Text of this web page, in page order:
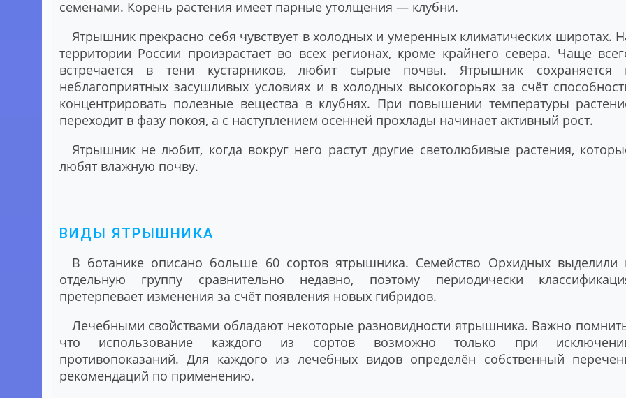
семенами. Корень растения имеет парные утолщения — клубни.
Ятрышник прекрасно себя чувствует в холодных и умеренных климатических широтах.
территории России произрастает во всех регионах, кроме крайнего севера. Чаще
встречается в тени кустарников, любит сырые почвы. Ятрышник сохраняется
неблагоприятных засушливых условиях и в холодных высокогорьях за счёт
концентрировать полезные вещества в клубнях. При повышении температуры
переходит в фазу покоя, а с наступлением осенней прохлады начинает активный рост.
Ятрышник не любит, когда вокруг него растут другие светолюбивые растения,
любят влажную почву.
ВИДЫ ЯТРЫШНИКА
В ботанике описано больше 60 сортов ятрышника. Семейство Орхидных выделили
отдельную группу сравнительно недавно, поэтому периодически
претерпевает изменения за счёт появления новых гибридов.
Лечебными свойствами обладают некоторые разновидности ятрышника. Важно
что использование каждого из сортов возможно только при
противопоказаний. Для каждого из лечебных видов определён собственный
рекомендаций по применению.